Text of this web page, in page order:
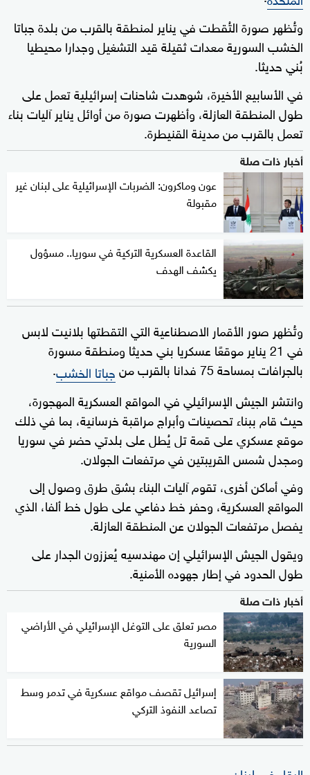
وتُظهر صورة التُقطت في يناير لمنطقة بالقرب من بلدة جباتا
الخشب السورية معدات ثقيلة قيد التشغيل وجدارا محيطيا
بُني حديثا.
في الأسابيع الأخيرة، شوهدت شاحنات إسرائيلية تعمل على
طول المنطقة العازلة، وأظهرت صورة من أوائل يناير آليات بناء
تعمل بالقرب من مدينة القنيطرة.
أخبار ذات صلة
عون وماكرون: الضربات الإسرائيلية على لبنان غير
مقبولة
القاعدة العسكرية التركية في سوريا.. مسؤول
يكشف الهدف
وتُظهر صور الأقمار الاصطناعية التي التقطتها بلانيت لابس
في 21 يناير موقعًا عسكريا بني حديثا ومنطقة مسورة
بالجرافات بمساحة 75 فدانا بالقرب من
جباتا الخشب.
وانتشر الجيش الإسرائيلي في المواقع العسكرية المهجورة،
حيث قام ببناء تحصينات وأبراج مراقبة خرسانية، بما في ذلك
موقع عسكري على قمة تل يُطل على بلدتي حضر في سوريا
ومجدل شمس القريبتين في مرتفعات الجولان.
وفي أماكن أخرى، تقوم آليات البناء بشق طرق وصول إلى
المواقع العسكرية، وحفر خط دفاعي على طول خط ألفا، الذي
يفصل مرتفعات الجولان عن المنطقة العازلة.
ويقول الجيش الإسرائيلي إن مهندسيه يُعززون الجدار على
طول الحدود في إطار جهوده الأمنية.
أخبار ذات صلة
مصر تعلق على التوغل الإسرائيلي في الأراضي
السورية
إسرائيل تقصف مواقع عسكرية في تدمر وسط
تصاعد النفوذ التركي